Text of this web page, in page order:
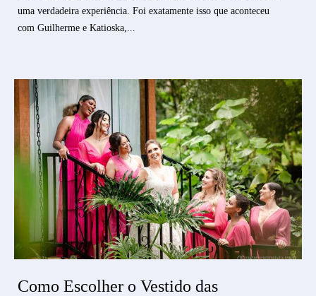
uma verdadeira experiência. Foi exatamente isso que aconteceu
com Guilherme e Katioska,...
Como Escolher o Vestido das